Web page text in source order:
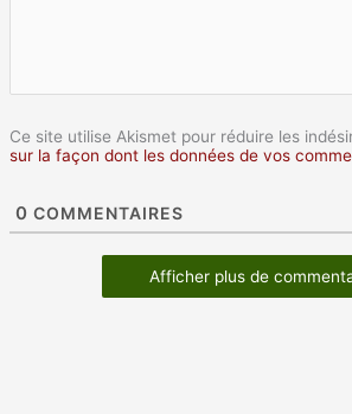
Ce site utilise Akismet pour réduire les
sur la façon dont les données de vos
0 COMMENTAIRES
Afficher plus de